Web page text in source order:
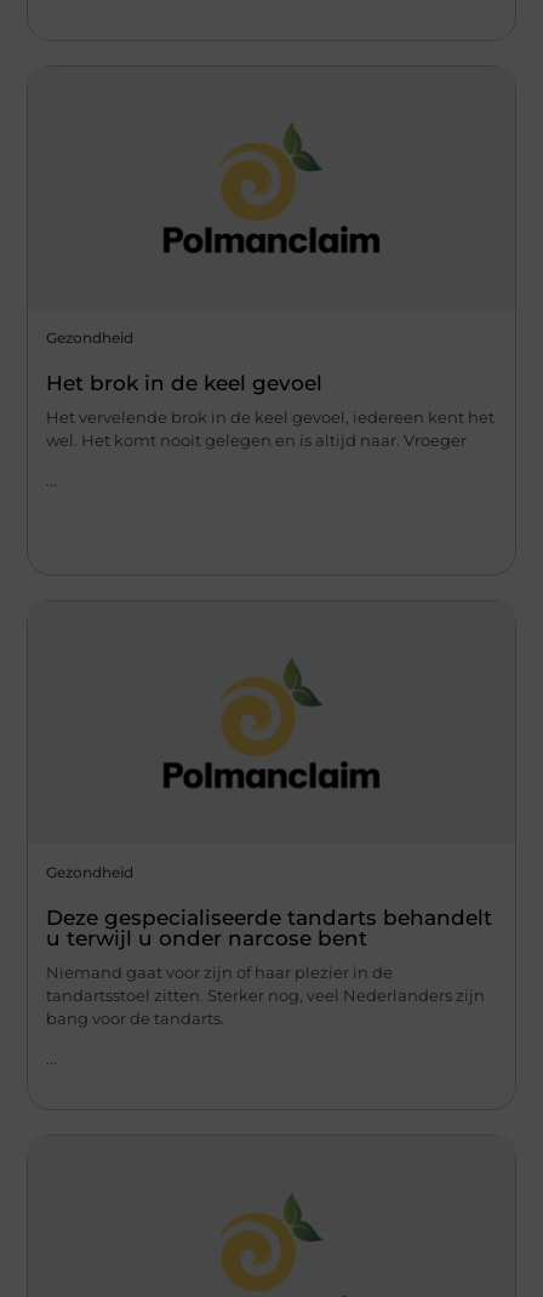
Gezondheid
Het brok in de keel gevoel
Het vervelende brok in de keel gevoel, iedereen kent het
wel. Het komt nooit gelegen en is altijd naar. Vroeger
Gezondheid
Deze gespecialiseerde tandarts behandelt
u terwijl u onder narcose bent
Niemand gaat voor zijn of haar plezier in de
tandartsstoel zitten. Sterker nog, veel Nederlanders zijn
bang voor de tandarts.
...